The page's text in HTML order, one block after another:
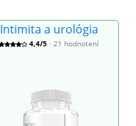
Intimita a urológia
4,4/5 · 21 hodnotení